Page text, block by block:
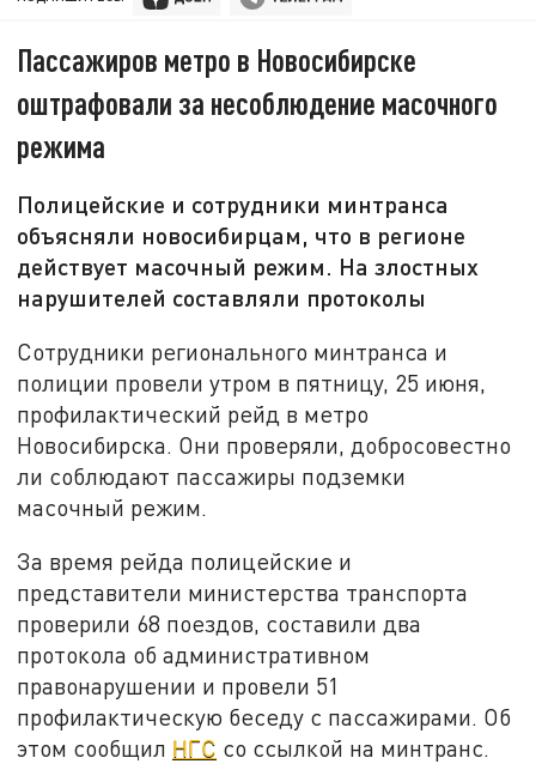
Пассажиров метро в Новосибирске
оштрафовали за несоблюдение масочного
режима
Полицейские и сотрудники минтранса
объясняли новосибирцам, что в регионе
действует масочный режим. На злостных
нарушителей составляли протоколы
Сотрудники регионального минтранса и
полиции провели утром в пятницу, 25 июня,
профилактический рейд в метро
Новосибирска. Они проверяли, добросовестно
ли соблюдают пассажиры подземки
масочный режим.
За время рейда полицейские и
представители министерства транспорта
проверили 68 поездов, составили два
протокола об административном
правонарушении и провели 51
профилактическую беседу с пассажирами. Об
этом сообщил НГС со ссылкой на минтранс.